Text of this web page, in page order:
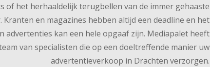
of het herhaaldelijk terugbellen van de immer gehaaste
Kranten en magazines hebben altijd een deadline en het
advertenties kan een hele opgaaf zijn. Mediapalet heeft
van specialisten die op een doeltreffende manier uw
advertentieverkoop in Drachten verzorgen.